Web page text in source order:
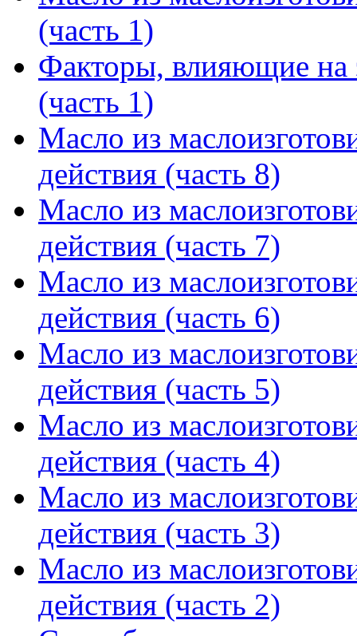
(часть 1)
Факторы, влияющие на
(часть 1)
Масло из
действия (часть 8)
Масло из
действия (часть 7)
Масло из
действия (часть 6)
Масло из
действия (часть 5)
Масло из
действия (часть 4)
Масло из
действия (часть 3)
Масло из
действия (часть 2)